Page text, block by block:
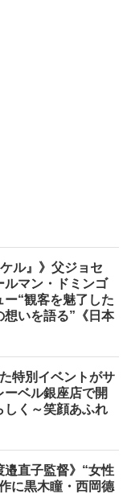
ル』》父ジョセ
ルマン・ドミンゴ
“観客を魅了した
いを語る”《日本
特別イベントがサ
ベル銀座店で開
く～笑顔あふれ
邉直子監督》“女性
に黒木瞳・西岡德